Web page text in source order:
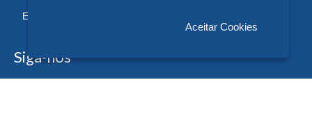
Enviar
Siga-nos
Aceitar Cookies